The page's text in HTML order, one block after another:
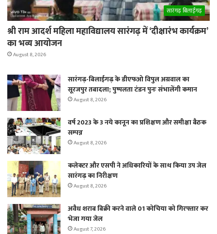
सारंगढ़ बिलाईगढ़
श्री राम आदर्श महिला महाविद्यालय सारंगढ़ में ‘दीक्षारंभ कार्यक्रम’
का भव्य आयोजन
August 8, 2026
सारंगढ़-बिलाईगढ़ के डीएफओ विपुल अग्रवाल का
सूरजपुर तबादला; पुष्पलता टंडन पुनः संभालेंगी कमान
August 8, 2026
वर्ष 2023 के 3 नये कानून का प्रशिक्षण और समीक्षा बैठक
सम्पन्न
August 8, 2026
कलेक्टर और एसपी ने अधिकारियों के साथ किया उप जेल
सारंगढ़ का निरीक्षण
August 8, 2026
अवैध शराब बिक्री करने वाले 01 कोचिया को गिरफ्तार कर
भेजा गया जेल
August 7, 2026